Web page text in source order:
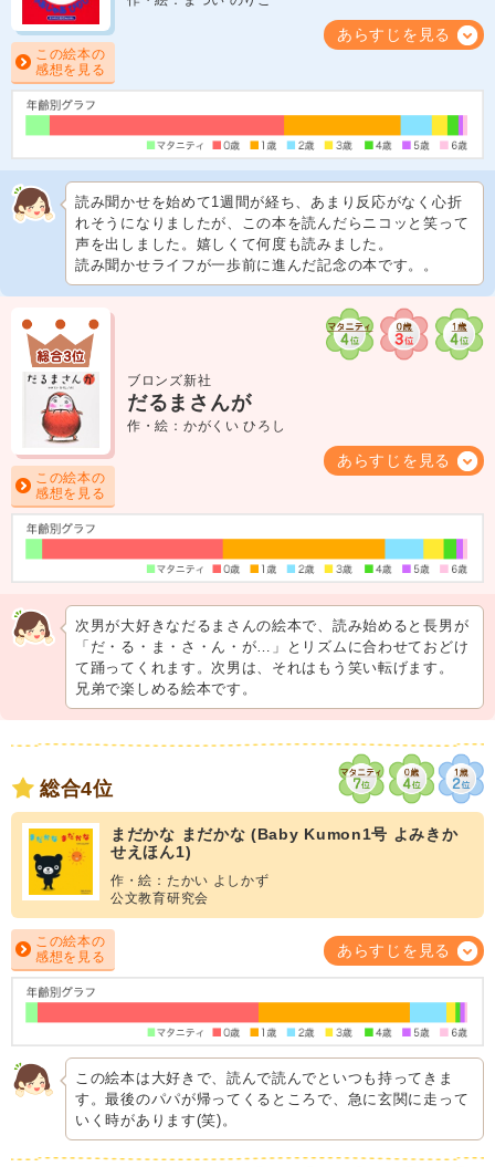
この絵本の
感想を見る
あらすじを見る
読み聞かせを始めて1週間が経ち、あまり反応がなく心折
れそうになりましたが、この本を読んだらニコッと笑って
声を出しました。嬉しくて何度も読みました。
読み聞かせライフが一歩前に進んだ記念の本です。。
この絵本の
感想を見る
ブロンズ新社
だるまさんが
作・絵：かがくい ひろし
あらすじを見る
次男が大好きなだるまさんの絵本で、読み始めると長男が
「だ・る・ま・さ・ん・が…」とリズムに合わせておどけ
て踊ってくれます。次男は、それはもう笑い転げます。
兄弟で楽しめる絵本です。
総合4位
まだかな まだかな (Baby Kumon1号 よみきか
せえほん1)
作・絵：たかい よしかず
公文教育研究会
この絵本の
感想を見る
あらすじを見る
この絵本は大好きで、読んで読んでといつも持ってきま
す。最後のパパが帰ってくるところで、急に玄関に走って
いく時があります(笑)。